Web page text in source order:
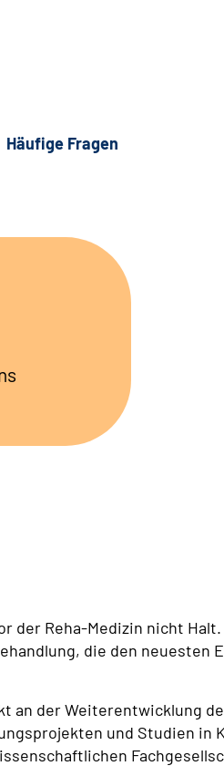
Häufige Fragen
der Reha-Medizin nicht
die den neuesten
an der Weiterentwicklung
und Studien in